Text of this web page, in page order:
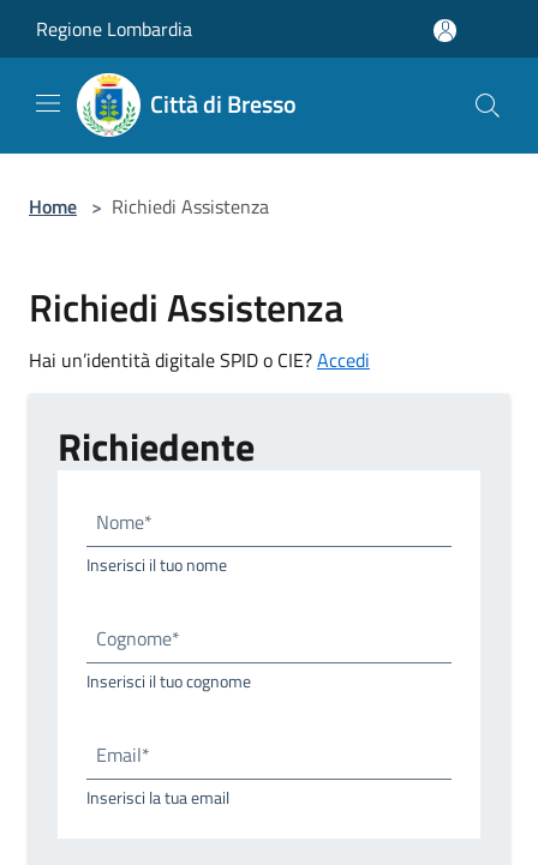
Regione Lombardia
Città di Bresso
Home > Richiedi Assistenza
Richiedi Assistenza
Hai un’identità digitale SPID o CIE?Accedi
Richiedente
Nome*
Inserisci il tuo nome
Cognome*
Inserisci il tuo cognome
Email*
Inserisci la tua email